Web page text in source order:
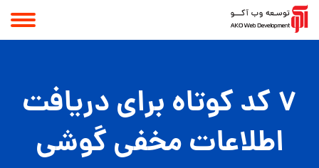
۷ کد کوتاه برای دریافت
اطلاعات مخفی گوشی